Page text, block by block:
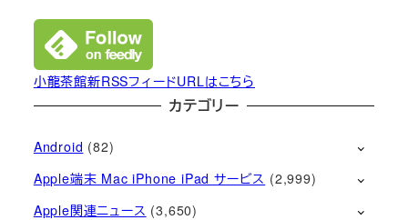
小龍茶館新RSSフィードURLはこちら
カテゴリー
Android (82)
Apple端末 Mac iPhone iPad サービス (2,999)
Apple関連ニュース (3,650)